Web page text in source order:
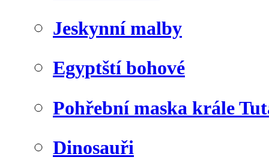
Jeskynní malby
Egyptští bohové
Pohřební maska krále
Dinosauři